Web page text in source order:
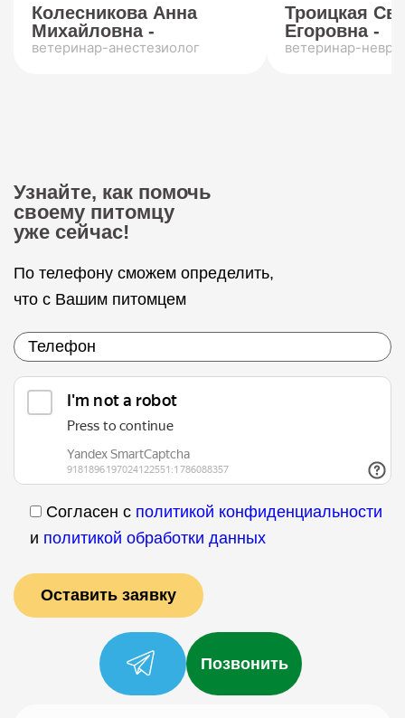
Колесникова Анна
Михайловна -
ветеринар-анестезиолог
Троицкая
Егоровна -
ветеринар-
Узнайте, как помочь
своему питомцу
уже сейчас!
По телефону сможем определить,
что с Вашим питомцем
Согласен с политикой конфиденциальности
и политикой обработки данных
Позвонить